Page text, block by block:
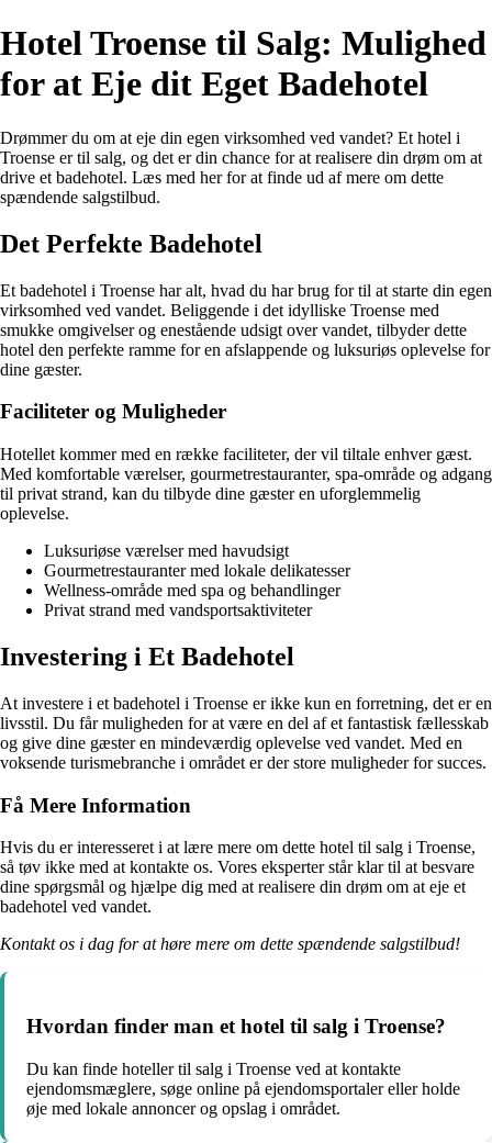
Hotel Troense til Salg: Mulighed
for at Eje dit Eget Badehotel
Drømmer du om at eje din egen virksomhed ved vandet? Et hotel i
Troense er til salg, og det er din chance for at realisere din drøm om at
drive et badehotel. Læs med her for at finde ud af mere om dette
spændende salgstilbud.
Det Perfekte Badehotel
Et badehotel i Troense har alt, hvad du har brug for til at starte din egen
virksomhed ved vandet. Beliggende i det idylliske Troense med
smukke omgivelser og enestående udsigt over vandet, tilbyder dette
hotel den perfekte ramme for en afslappende og luksuriøs oplevelse for
dine gæster.
Faciliteter og Muligheder
Hotellet kommer med en række faciliteter, der vil tiltale enhver gæst.
Med komfortable værelser, gourmetrestauranter, spa-område og adgang
til privat strand, kan du tilbyde dine gæster en uforglemmelig
oplevelse.
Luksuriøse værelser med havudsigt
Gourmetrestauranter med lokale delikatesser
Wellness-område med spa og behandlinger
Privat strand med vandsportsaktiviteter
Investering i Et Badehotel
At investere i et badehotel i Troense er ikke kun en forretning, det er en
livsstil. Du får muligheden for at være en del af et fantastisk fællesskab
og give dine gæster en mindeværdig oplevelse ved vandet. Med en
voksende turismebranche i området er der store muligheder for succes.
Få Mere Information
Hvis du er interesseret i at lære mere om dette hotel til salg i Troense,
så tøv ikke med at kontakte os. Vores eksperter står klar til at besvare
dine spørgsmål og hjælpe dig med at realisere din drøm om at eje et
badehotel ved vandet.
Kontakt os i dag for at høre mere om dette spændende salgstilbud!
Hvordan finder man et hotel til salg i Troense?
Du kan finde hoteller til salg i Troense ved at kontakte
ejendomsmæglere, søge online på ejendomsportaler eller holde
øje med lokale annoncer og opslag i området.